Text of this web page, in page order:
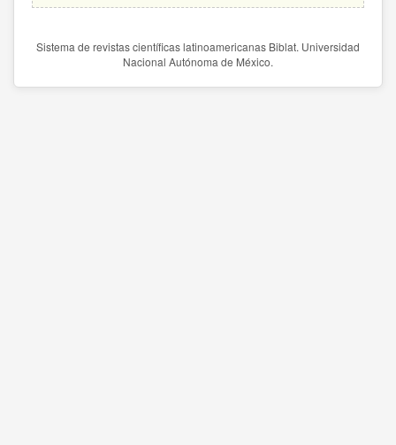
Sistema de revistas científicas latinoamericanas Biblat. Universidad
Nacional Autónoma de México.